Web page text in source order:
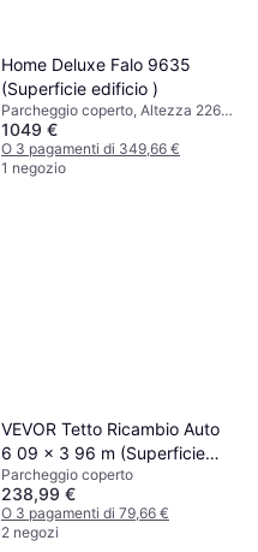
Home Deluxe Falo 9635
(Superficie edificio )
Parcheggio coperto, Altezza 2260
mm
1049 €
O 3 pagamenti di 349,66 €
1 negozio
VEVOR Tetto Ricambio Auto
6 09 x 3 96 m (Superficie
edificio )
Parcheggio coperto
238,99 €
O 3 pagamenti di 79,66 €
2 negozi